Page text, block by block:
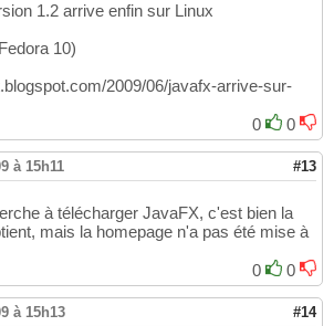
1.2 arrive enfin sur Linux
10)
2009/06/javafx-arrive-sur-
0
0
à 15h11 #13
à télécharger JavaFX, c'est bien la
mais la homepage n'a pas été mise à
0
0
à 15h13 #14